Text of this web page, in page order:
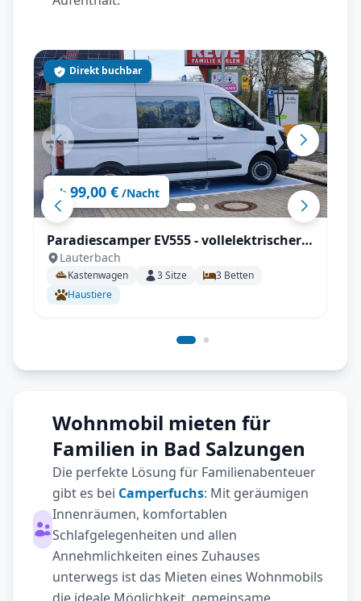
ab 99,00 € /Nacht
Direkt buchbar
Paradiescamper EV555 - vollelektrischer
Kastenwagen, 100% Autark
Lauterbach
Kastenwagen 3Sitze 3 Betten
Haustiere
Wohnmobil mieten für
Familien in Bad Salzungen
Die perfekte Lösung für Familienabenteuer
gibt es bei Camperfuchs: Mit geräumigen
Innenräumen, komfortablen
Schlafgelegenheiten und allen
Annehmlichkeiten eines Zuhauses
unterwegs ist das Mieten eines Wohnmobils